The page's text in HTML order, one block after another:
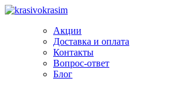
Акции
Доставка и оплата
Контакты
Вопрос-ответ
Блог